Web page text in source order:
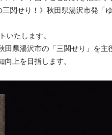
関せり！》秋田県湯沢市発「
いたします。
県湯沢市の「三関せり」を主
上を目指します。